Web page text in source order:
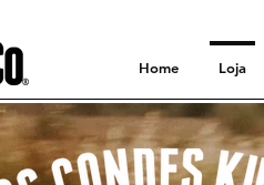
Home Loja